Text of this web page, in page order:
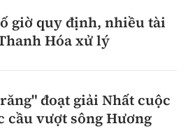
giờ quy định, nhiều tài
Hóa xử lý
đoạt giải Nhất cuộc
vượt sông Hương